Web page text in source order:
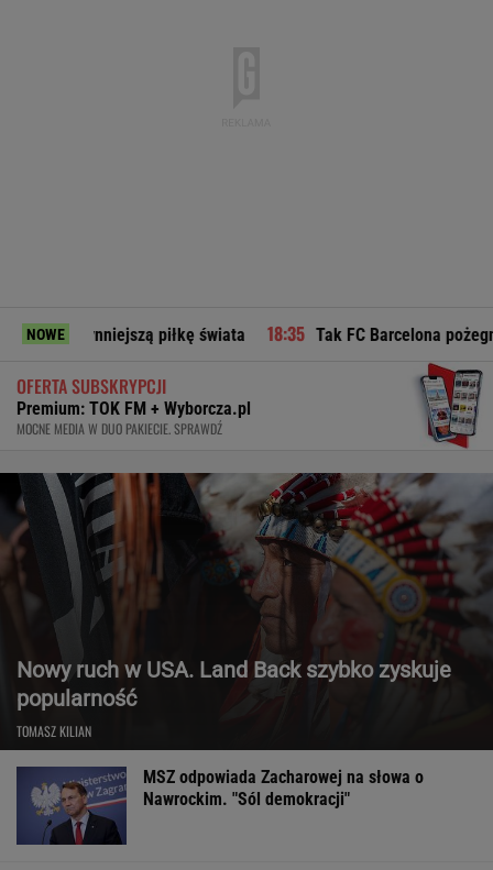
NOWEpiłkę świata Tak FC Barcelona pożegnała ojca Leo
OFERTA SUBSKRYPCJI
Premium: TOK FM + Wyborcza.pl
MOCNE MEDIA W DUO PAKIECIE. SPRAWDŹ
Nowy ruch w USA. Land Back szybko zyskuje
popularność
TOMASZ KILIAN
MSZ odpowiada Zacharowej na słowa o
Nawrockim. "Sól demokracji"